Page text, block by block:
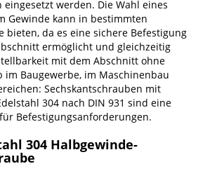
werden. Die Wahl eines
Gewinde kann in bestimmten
bieten, da es eine sichere Befestigung
ermöglicht und gleichzeitig
mit dem Abschnitt ohne
im Baugewerbe, im Maschinenbau
Sechskantschrauben mit
304 nach DIN 931 sind eine
Befestigungsanforderungen.
304 Halbgewinde-